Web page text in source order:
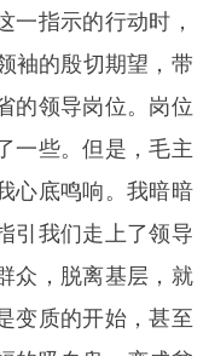
一指示的行动时，
袖的殷切期望，带
的领导岗位。岗位
一些。但是，毛主
心底鸣响。我暗暗
引我们走上了领导
众，脱离基层，就
变质的开始，甚至